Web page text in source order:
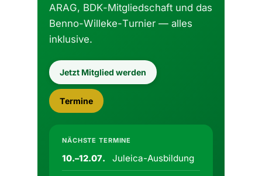
ARAG, BDK-Mitgliedschaft und das
Benno-Willeke-Turnier — alles
inklusive.
Jetzt Mitglied werden
Termine
NÄCHSTE TERMINE
10.–12.07. Juleica-Ausbildung